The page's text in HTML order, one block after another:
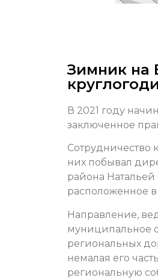
Зимник на
В 2021 году
заключенное
Сотрудничество
них побывал
района
расположенное
Направление,
муниципальное
региональных
немалая его
региональную